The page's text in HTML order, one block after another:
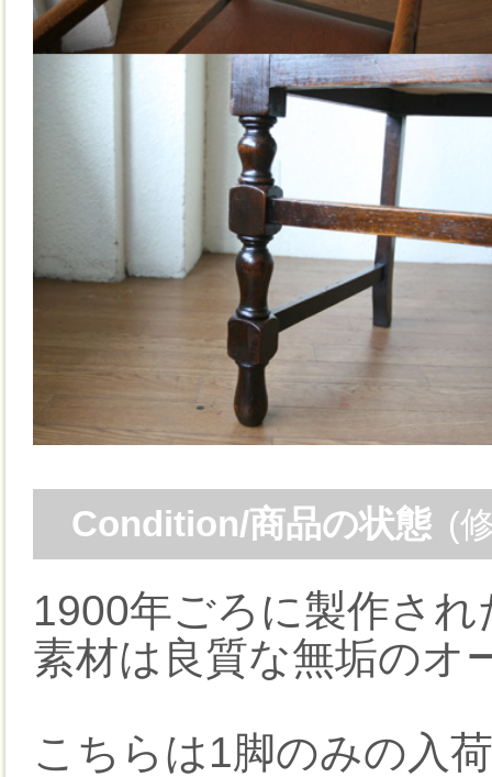
Condition/商品の状態 (
1900年ごろに製作さ
素材は良質な無垢のオ
こちらは1脚のみの入